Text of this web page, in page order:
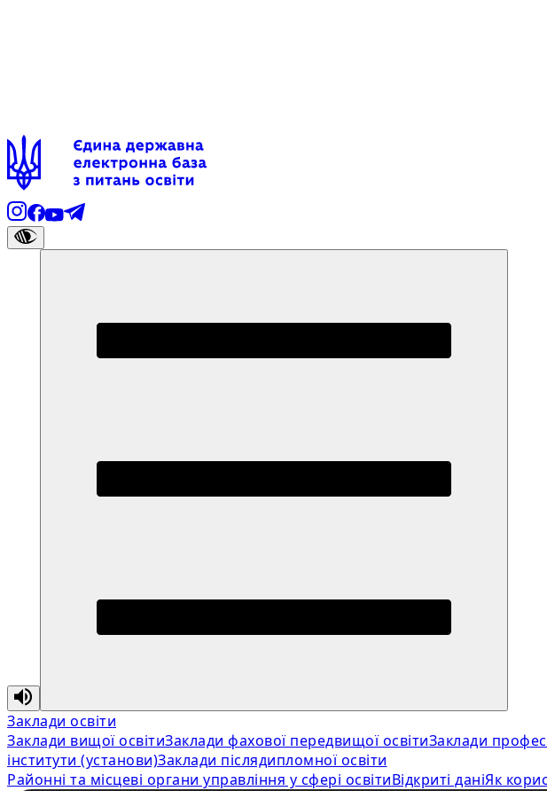
Заклади освіти
Заклади вищої освітиЗаклади фахової передвищої освітиЗаклади
інститути (установи)Заклади післядипломної освіти
Районні та місцеві органи управління у сфері освітиВідкриті даніЯк